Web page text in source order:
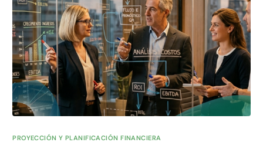
PROYECCIÓN Y PLANIFICACIÓN FINANCIERA